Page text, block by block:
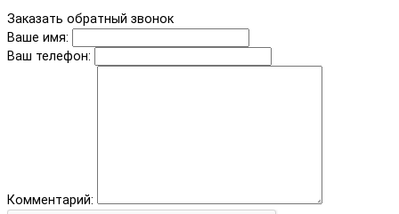
Заказать обратный звонок
Ваше имя:
Ваш телефон:
Комментарий: